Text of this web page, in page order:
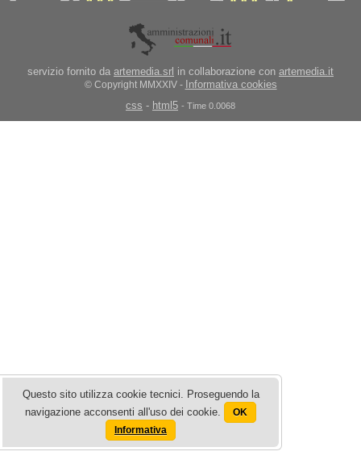
servizio fornito da artemedia.srl in collaborazione con artemedia.it
© Copyright MMXXIV - Informativa cookies
css - html5 - Time 0.0068
Questo sito utilizza cookie tecnici. Proseguendo la
navigazione acconsenti all'uso dei cookie.
OK
Informativa